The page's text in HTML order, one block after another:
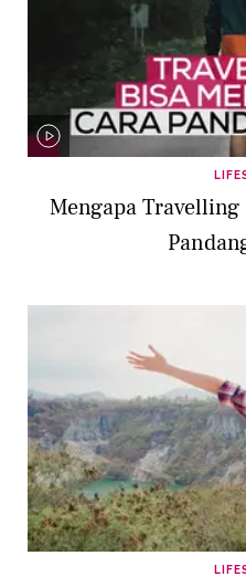
Mengapa